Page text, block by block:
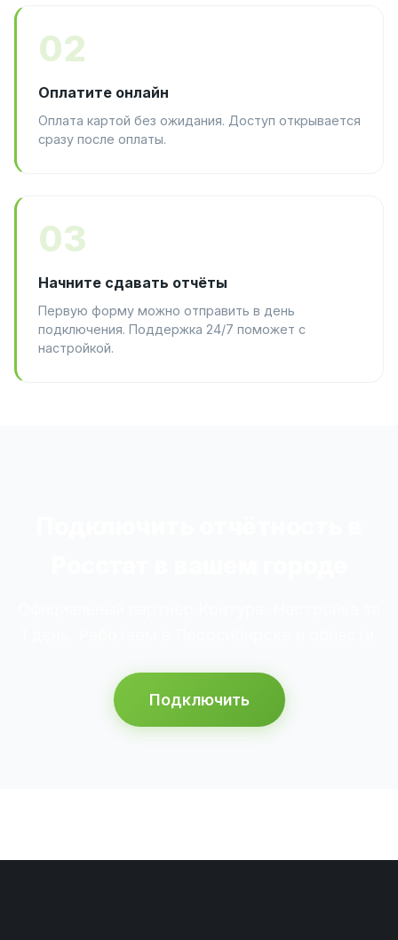
02
Оплатите онлайн
Оплата картой без ожидания. Доступ открывается
сразу после оплаты.
03
Начните сдавать отчёты
Первую форму можно отправить в день
подключения. Поддержка 24/7 поможет с
настройкой.
Подключить